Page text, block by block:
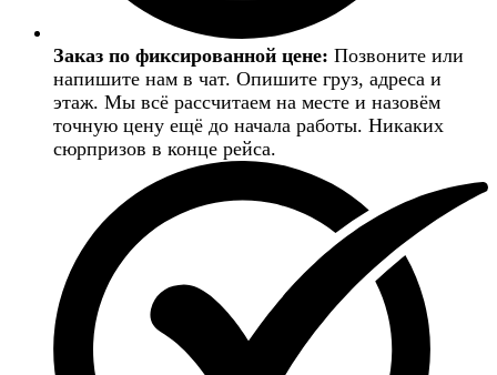
Заказ по фиксированной цене: Позвоните или
напишите нам в чат. Опишите груз, адреса и
этаж. Мы всё рассчитаем на месте и назовём
точную цену ещё до начала работы. Никаких
сюрпризов в конце рейса.